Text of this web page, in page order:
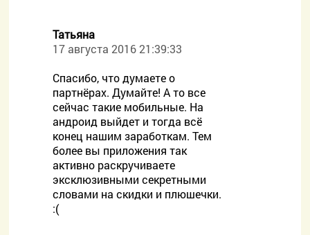
Татьяна
17 августа 2016 21:39:33
Спасибо, что думаете о
партнёрах. Думайте! А то все
сейчас такие мобильные. На
андроид выйдет и тогда всё
конец нашим заработкам. Тем
более вы приложения так
активно раскручиваете
эксклюзивными секретными
словами на скидки и плюшечки.
:(